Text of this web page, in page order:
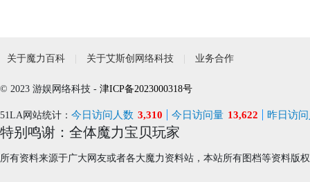
关于魔力百科 关于艾斯创网络科技 业务合作
© 2023 游娱网络科技 - 津ICP备2023000318号
51LA网站统计： 今日访问人数 3,310 今日访问量 13,622 昨日访
特别鸣谢：全体魔力宝贝玩家
所有资料来源于广大网友或者各大魔力资料站，本站所有图档等资料版